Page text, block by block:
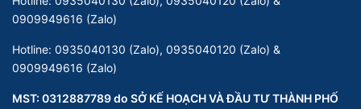
0909949616 (Zalo)
Hotline: 0935040130 (Zalo), 0935040120 (Zalo) &
0909949616 (Zalo)
MST: 0312887789 do SỞ KẾ HOẠCH VÀ ĐẦU TƯ THÀNH PHỐ